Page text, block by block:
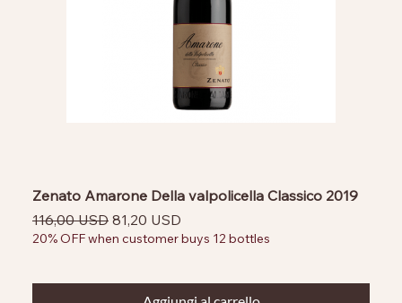
Zenato Amarone Della valpolicella Classico 2019
Prezzo regolare
116,00 USD Prezzo scontato
81,20 USD
20% OFF when customer buys 12 bottles